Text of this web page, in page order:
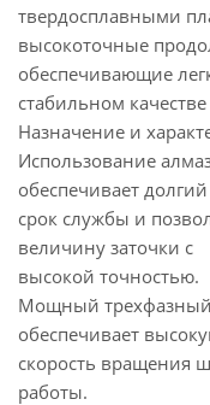
твердосплавными
высокоточные
обеспечивающие
стабильном
Назначение и
Использование
обеспечивает долгий
срок службы и
величину заточки с
высокой точностью.
Мощный трехфазный
обеспечивает
скорость вращения
работы.